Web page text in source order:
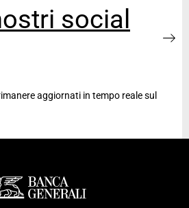
social
aggiornati in tempo reale sul